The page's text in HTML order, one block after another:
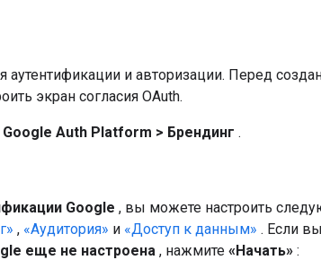
аутентификации и авторизации. Перед
экран согласия OAuth.
Google Auth Platform > Брендинг .
Google , вы можете настроить
, «Аудитория» и «Доступ к данным» . Если
еще не настроена , нажмите «Начать» :